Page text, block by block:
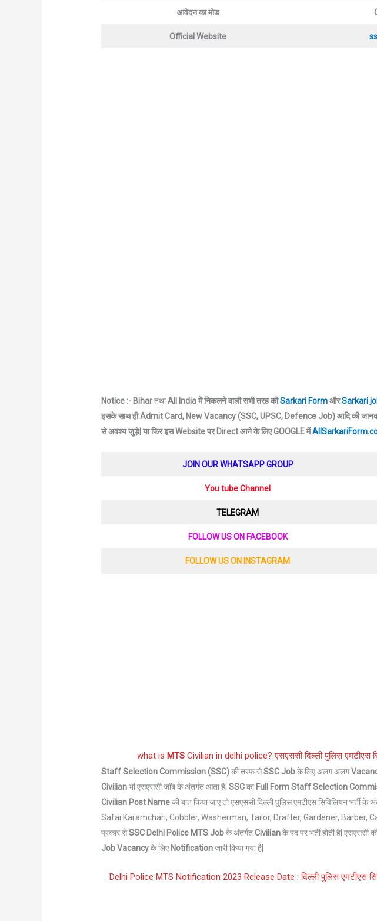
आवेदन का मोड
Official Website
Notice :- BiharतथाAll India में निकलने वाली सभी तरह कीSarkari FormऔरSarkari
इसके साथ ही Admit Card, New Vacancy (SSC, UPSC, Defence Job) आदि की
से अवश्य जुड़े| या फिर इस Website पर Direct आने के लिए GOOGLE में
JOIN OUR WHATSAPP GROUP
You tube Channel
TELEGRAM
FOLLOW US ON FACEBOOK
FOLLOW US ON INSTAGRAM
what is MTS Civilian in delhi police? एसएससी दिल्ली पुलिस एमटीएस
Staff Selection Commission (SSC)की तरफ सेSSC Jobके लिए अलग अलग
Civilianभी एसएससी जॉब के अंतर्गत आता है|SSCका Full FormStaff Selection
Civilian Post Nameकी बात किया जाए तो एसएससी दिल्ली पुलिस एमटीएस सिविलियन भर्ती
Safai Karamchari, Cobbler, Washerman, Tailor, Drafter, Gardener, Barber,
प्रकार सेSSC Delhi Police MTS Jobके अंतर्गतCivilianके पद पर भर्ती होती है| एसएससी
Job Vacancyके लिए Notificationजारी किया गया है|
Delhi Police MTS Notification 2023 Release Date : दिल्ली पुलिस एमटीएस